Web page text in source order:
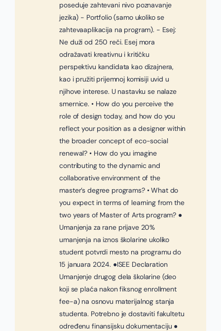
poseduje zahtevani nivo poznavanje
jezika) - Portfolio (samo ukoliko se
zahtevaaplikacija na program). - Esej:
Ne duži od 250 reči. Esej mora
odražavati kreativnu i kritičku
perspektivu kandidata kao dizajnera,
kao i pružiti prijemnoj komisiji uvid u
njihove interese. U nastavku se nalaze
smernice. • How do you perceive the
role of design today, and how do you
reflect your position as a designer within
the broader concept of eco-social
renewal? • How do you imagine
contributing to the dynamic and
collaborative environment of the
master’s degree programs? • What do
you expect in terms of learning from the
two years of Master of Arts program? ●
Umanjenja za rane prijave 20%
umanjenja na iznos školarine ukoliko
student potvrdi mesto na programu do
15 januara 2024. ●ISEE Declaration
Umanjenje drugog dela školarine (deo
koji se plaća nakon fiksnog enrollment
fee-a) na osnovu materijalnog stanja
studenta. Potrebno je dostaviti fakultetu
određenu finansijsku dokumentaciju ●